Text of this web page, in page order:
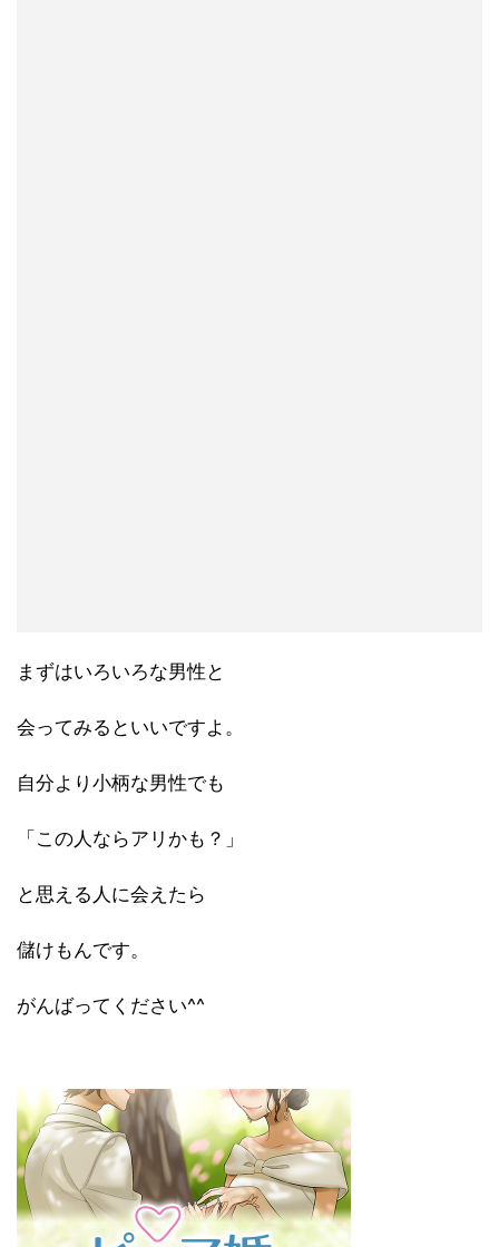
まずはいろいろな男性と
会ってみるといいですよ。
自分より小柄な男性でも
「この人ならアリかも？」
と思える人に会えたら
儲けもんです。
がんばってください^^